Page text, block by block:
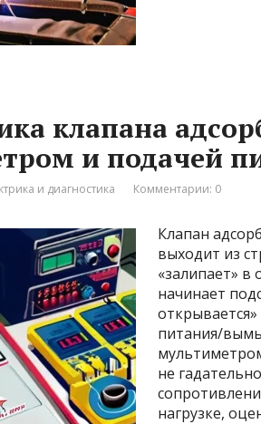
клапана
и подачей
и диагностика Комментарии: 0
Клапан
выходит из
«залипает»
начинает
питания/
не
нагрузке,